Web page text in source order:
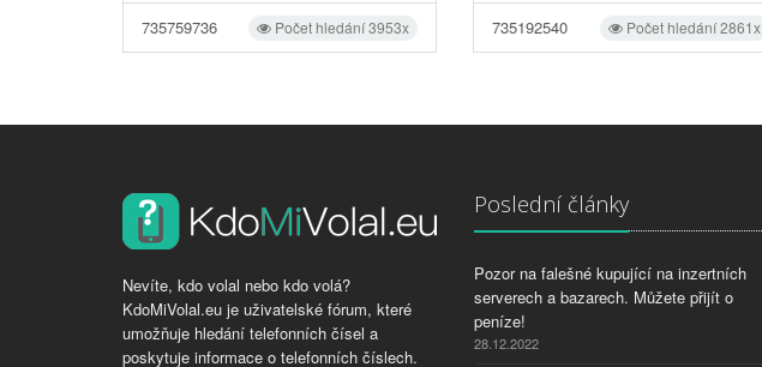
Počet hledání 3953x
735759736 Počet hledání 2861x
735192540
Nevíte, kdo volal nebo kdo volá?
KdoMiVolal.eu je uživatelské fórum, které
umožňuje hledání telefonních čísel a
poskytuje informace o telefonních číslech.
Poslední články
Pozor na falešné kupující na inzertních
serverech a bazarech. Můžete přijít o
peníze!
28.12.2022